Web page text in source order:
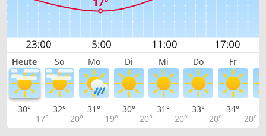
Heute So Mo Di Mi Do Fr
30°
17°
32°
20°
31°
19°
30°
20°
31°
20°
33°
20°
34°
20°